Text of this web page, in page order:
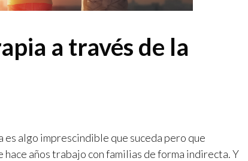
a través de la
algo imprescindible que suceda pero que
años trabajo con familias de forma indirecta. Y